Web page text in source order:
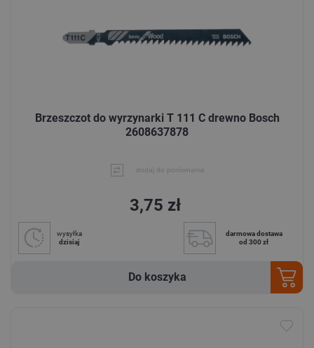
Brzeszczot do wyrzynarki T 111 C drewno Bosch
2608637878
dodaj do porównania
3,75 zł
wysyłka
dzisiaj
darmowa dostawa
od 300 zł
Do koszyka